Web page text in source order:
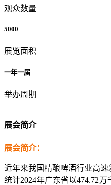
观众数量
5000
展览面积
一年一届
举办周期
展会简介
展会简介：
近年来我国精酿啤酒行业高速
统计2024年广东省以474.72